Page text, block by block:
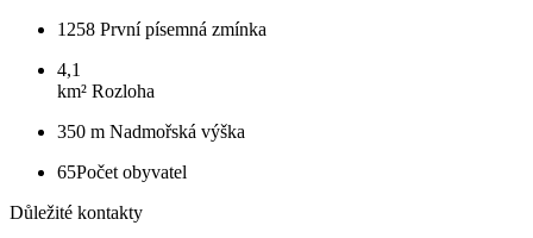
1258 První písemná zmínka
4,1
km² Rozloha
350 m Nadmořská výška
65Počet obyvatel
Důležité kontakty